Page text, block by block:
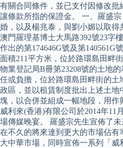
有關合同條件，並已支付因修改
讓條款所指的保證金。 一、羅盛
婚，以及楊兆泰，與劉小媚以取
澳門羅理基博士大馬路392號23字
作出的第174646G號及第140561G
面積211平方米，位於路環島田畔
物業登記局B冊第23208號的土地
任或負擔，位於路環島田畔街的
政區，並以租賃制度批出上述土
塊，以合併並組成一幅地段，用作
威利來(香港)有限公司於2014年11
場傳媒晚宴。 羅盛宗先生宣佈了
在不久的將來達到更大的市場佔有
大中華市場，同時宣佈一系列「